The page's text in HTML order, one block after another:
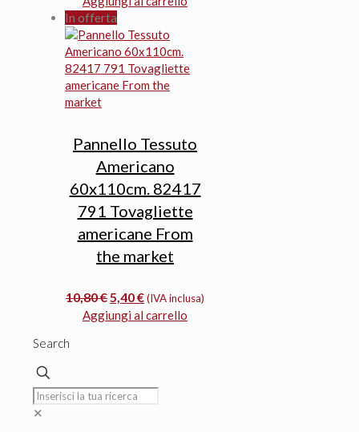
In offerta
Pannello Tessuto
Americano
60x110cm. 82417
791 Tovagliette
americane From
the market
10,80€ Il
prezzo
5,40€Il
prezzo
(IVA inclusa)
Aggiungi al carrello
Search
✕